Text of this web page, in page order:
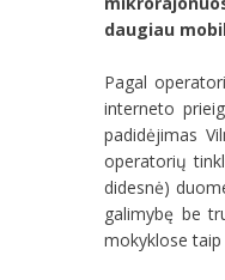
daugiau
Pagal
interneto
padidėjimas
operatorių
didesnė)
galimybę be
mokyklose